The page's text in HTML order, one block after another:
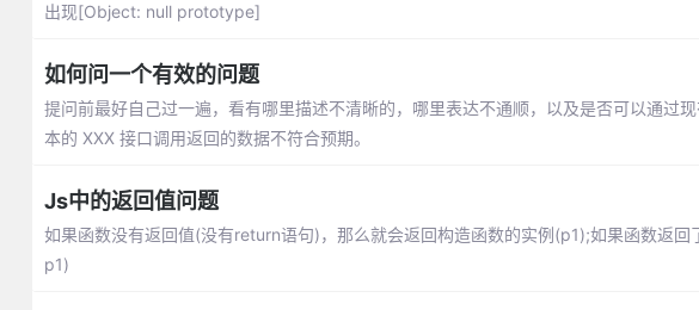
出现[Object: null prototype]
如何问一个有效的问题
提问前最好自己过一遍，看有哪里描述不清晰的，哪里表达不通顺，以及是否可以通过
本的 XXX 接口调用返回的数据不符合预期。
Js中的返回值问题
如果函数没有返回值(没有return语句)，那么就会返回构造函数的实例(p1);如果函数返
p1)